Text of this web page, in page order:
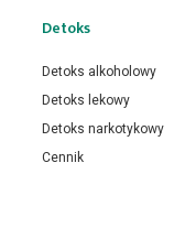
Detoks
Detoks alkoholowy
Detoks lekowy
Detoks narkotykowy
Cennik